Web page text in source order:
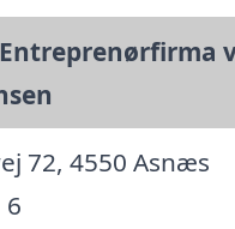
72, 4550 Asnæs